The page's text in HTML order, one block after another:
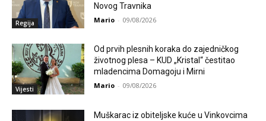
Regija
Novog Travnika
Mario - 09/08/2026
Vijesti
Od prvih plesnih koraka do zajedničkog
životnog plesa – KUD „Kristal“ čestitao
mladencima Domagoju i Mirni
Mario - 09/08/2026
Muškarac iz obiteljske kuće u Vinkovcima